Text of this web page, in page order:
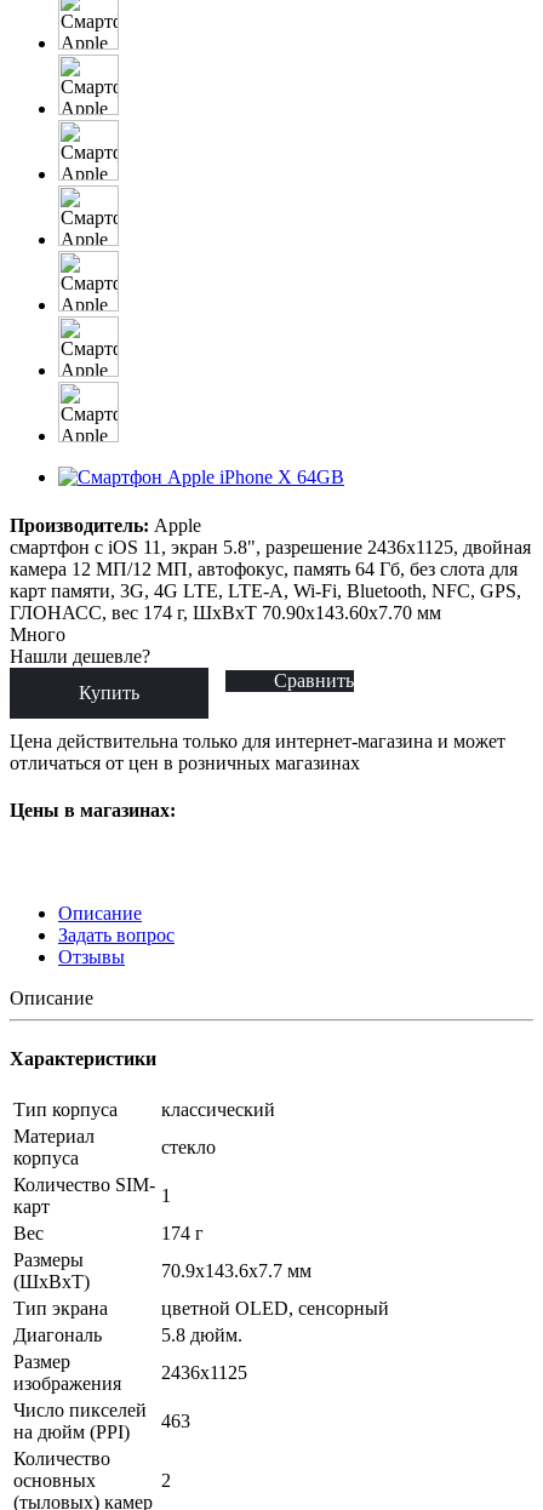
Производитель: Apple
смартфон с iOS 11, экран 5.8", разрешение 2436x1125, двойная
камера 12 МП/12 МП, автофокус, память 64 Гб, без слота для
карт памяти, 3G, 4G LTE, LTE-A, Wi-Fi, Bluetooth, NFC, GPS,
ГЛОНАСС, вес 174 г, ШxВxТ 70.90x143.60x7.70 мм
Много
Нашли дешевле?
Купить
Сравнить
Цена действительна только для интернет-магазина и может
отличаться от цен в розничных магазинах
Цены в магазинах:
Описание
Задать вопрос
Отзывы
Описание
Характеристики
Тип корпуса
классический
Материал
корпуса
стекло
Количество SIM-
карт
1
Вес
174 г
Размеры
(ШxВxТ)
70.9x143.6x7.7 мм
Тип экрана
цветной OLED, сенсорный
Диагональ
5.8 дюйм.
Размер
изображения
2436x1125
Число пикселей
на дюйм (PPI)
463
Количество
основных
(тыловых) камер
2